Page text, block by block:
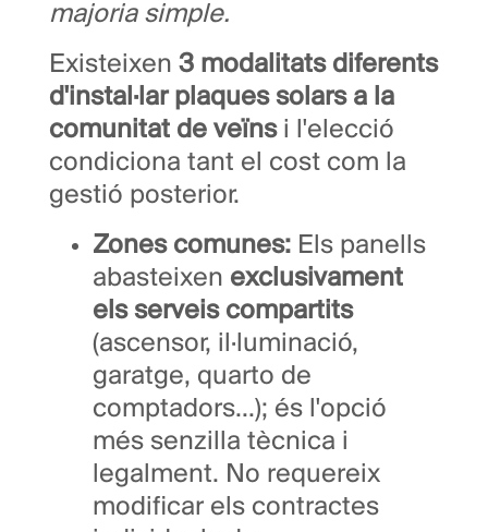
majoria simple.
Existeixen 3 modalitats diferents
d'instal·lar plaques solars a la
comunitat de veïnsi l'elecció
condiciona tant el cost com la
gestió posterior.
Zones comunes: Els panells
abasteixen exclusivament
els serveis compartits
(ascensor, il·luminació,
garatge, quarto de
comptadors...); és l'opció
més senzilla tècnica i
legalment. No requereix
modificar els contractes